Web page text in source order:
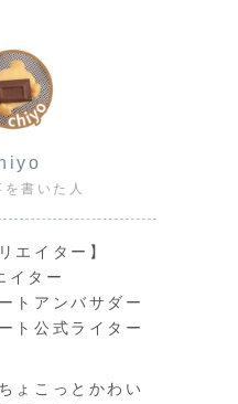
書いた人
エイター】
イター
トアンバサダー
ト公式ライター
ょこっとかわい